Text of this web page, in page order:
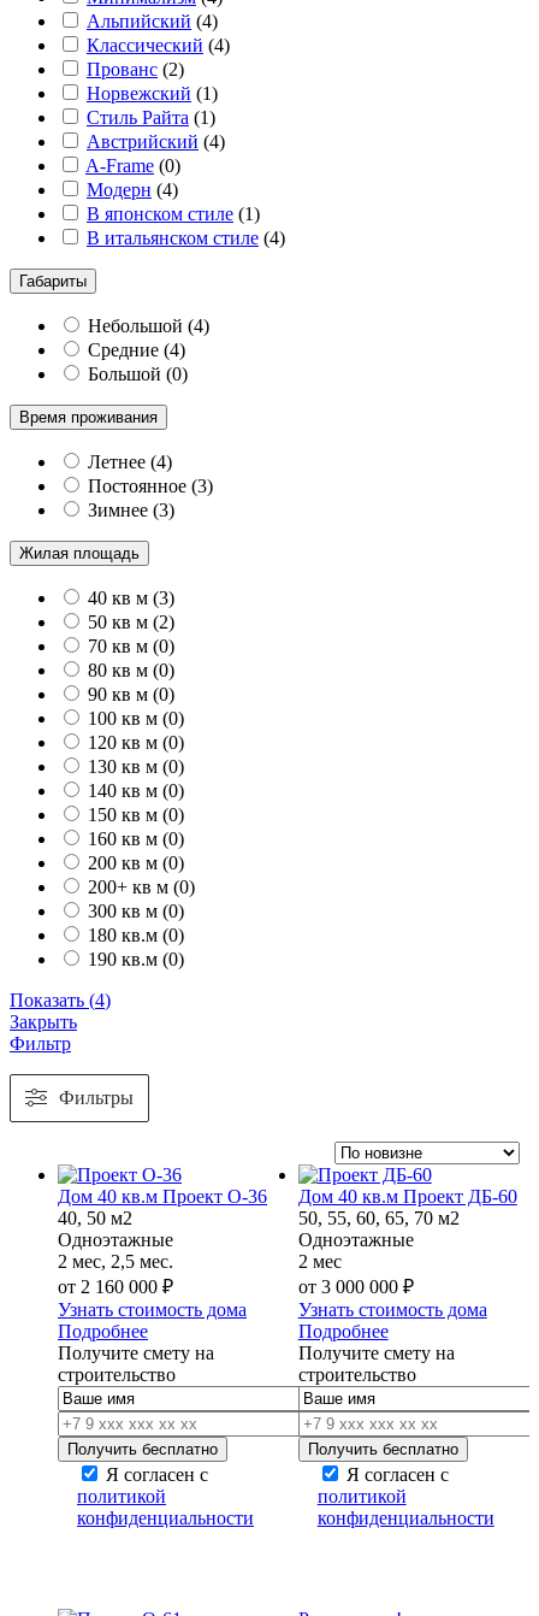
Альпийский (4)
Классический (4)
Прованс (2)
Норвежский (1)
Стиль Райта (1)
Австрийский (4)
A-Frame (0)
Модерн (4)
В японском стиле (1)
В итальянском стиле (4)
Габариты
Небольшой (4)
Средние (4)
Большой (0)
Время проживания
Летнее (4)
Постоянное (3)
Зимнее (3)
Жилая площадь
40 кв м (3)
50 кв м (2)
70 кв м (0)
80 кв м (0)
90 кв м (0)
100 кв м (0)
120 кв м (0)
130 кв м (0)
140 кв м (0)
150 кв м (0)
160 кв м (0)
200 кв м (0)
200+ кв м (0)
300 кв м (0)
180 кв.м (0)
190 кв.м (0)
Показать (4)
Закрыть
Фильтр
Фильтры
Дом 40 кв.м Проект О-36
40, 50 м2
Одноэтажные
2 мес, 2,5 мес.
от 2 160 000 ₽
Узнать стоимость дома
Подробнее
Получите смету на
строительство
Я согласен с
политикой
конфиденциальности
Дом 40 кв.м Проект ДБ-60
50, 55, 60, 65, 70 м2
Одноэтажные
2 мес
от 3 000 000 ₽
Узнать стоимость дома
Подробнее
Получите смету на
строительство
Я согласен с
политикой
конфиденциальности